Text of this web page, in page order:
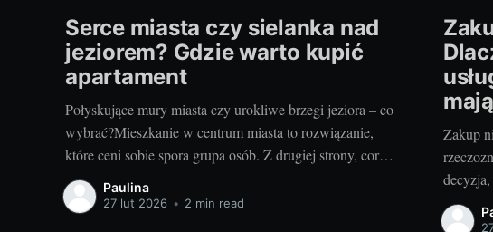
Serce miasta czy sielanka nad
jeziorem? Gdzie warto kupić
apartament
Połyskujące mury miasta czy urokliwe brzegi jeziora – co
wybrać?Mieszkanie w centrum miasta to rozwiązanie,
które ceni sobie spora grupa osób. Z drugiej strony, coraz
więcej osób pragnie uciec od miejskiego zgiełku w stronę
ciszy, spokoju i bliskości z naturą, na przykład
Paulina
27 lut 2026 • 2 min read
Zakup
Ma
również